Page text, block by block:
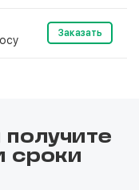
Заказать
получите
сроки